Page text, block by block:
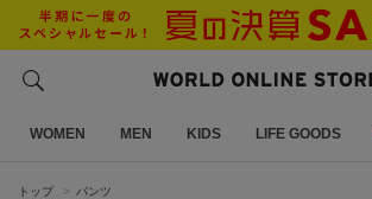
WOMEN MEN KIDS LIFE GOODS
トップ パンツ